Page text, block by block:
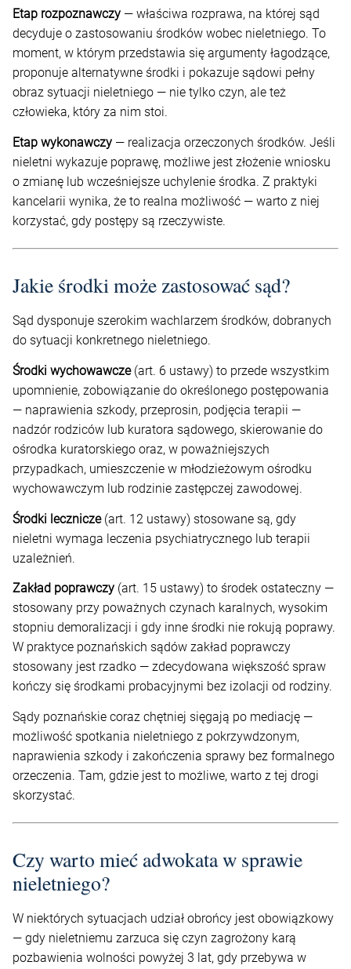
Etap rozpoznawczy — właściwa rozprawa, na której sąd
decyduje o zastosowaniu środków wobec nieletniego. To
moment, w którym przedstawia się argumenty łagodzące,
proponuje alternatywne środki i pokazuje sądowi pełny
obraz sytuacji nieletniego — nie tylko czyn, ale też
człowieka, który za nim stoi.
Etap wykonawczy — realizacja orzeczonych środków. Jeśli
nieletni wykazuje poprawę, możliwe jest złożenie wniosku
o zmianę lub wcześniejsze uchylenie środka. Z praktyki
kancelarii wynika, że to realna możliwość — warto z niej
korzystać, gdy postępy są rzeczywiste.
Jakie środki może zastosować sąd?
Sąd dysponuje szerokim wachlarzem środków, dobranych
do sytuacji konkretnego nieletniego.
Środki wychowawcze(art. 6 ustawy) to przede wszystkim
upomnienie, zobowiązanie do określonego postępowania
— naprawienia szkody, przeprosin, podjęcia terapii —
nadzór rodziców lub kuratora sądowego, skierowanie do
ośrodka kuratorskiego oraz, w poważniejszych
przypadkach, umieszczenie w młodzieżowym ośrodku
wychowawczym lub rodzinie zastępczej zawodowej.
Środki lecznicze(art. 12 ustawy) stosowane są, gdy
nieletni wymaga leczenia psychiatrycznego lub terapii
uzależnień.
Zakład poprawczy (art. 15 ustawy) to środek ostateczny —
stosowany przy poważnych czynach karalnych, wysokim
stopniu demoralizacji i gdy inne środki nie rokują poprawy.
W praktyce poznańskich sądów zakład poprawczy
stosowany jest rzadko — zdecydowana większość spraw
kończy się środkami probacyjnymi bez izolacji od rodziny.
Sądy poznańskie coraz chętniej sięgają po mediację —
możliwość spotkania nieletniego z pokrzywdzonym,
naprawienia szkody i zakończenia sprawy bez formalnego
orzeczenia. Tam, gdzie jest to możliwe, warto z tej drogi
skorzystać.
Czy warto mieć adwokata w sprawie
nieletniego?
W niektórych sytuacjach udział obrońcy jest obowiązkowy
— gdy nieletniemu zarzuca się czyn zagrożony karą
pozbawienia wolności powyżej 3 lat, gdy przebywa w